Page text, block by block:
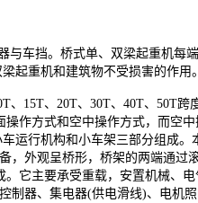
与车挡。桥式单、双梁起重机每
起重机和建筑物不受损害的作用
、15T、20T、30T、40T、50T
作方式和空中操作方式，而
运行机构和小车架三部分组成
外观呈桥形，桥架的两端通
它主要承受重载，安置机械
器、集电器(供电滑线)、电机